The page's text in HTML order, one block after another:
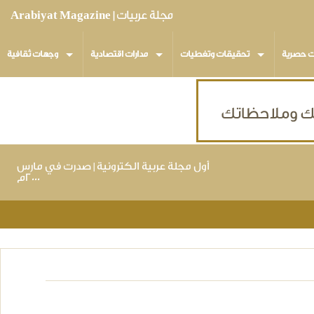
مجلة عربيات | Arabiyat Magazine
وجهات ثقافية مدارات اقتصادية تحقيقات وتغطيات حصرية
أول مجلة عربية الكترونية | صدرت في مارس
٢٠٠٠م